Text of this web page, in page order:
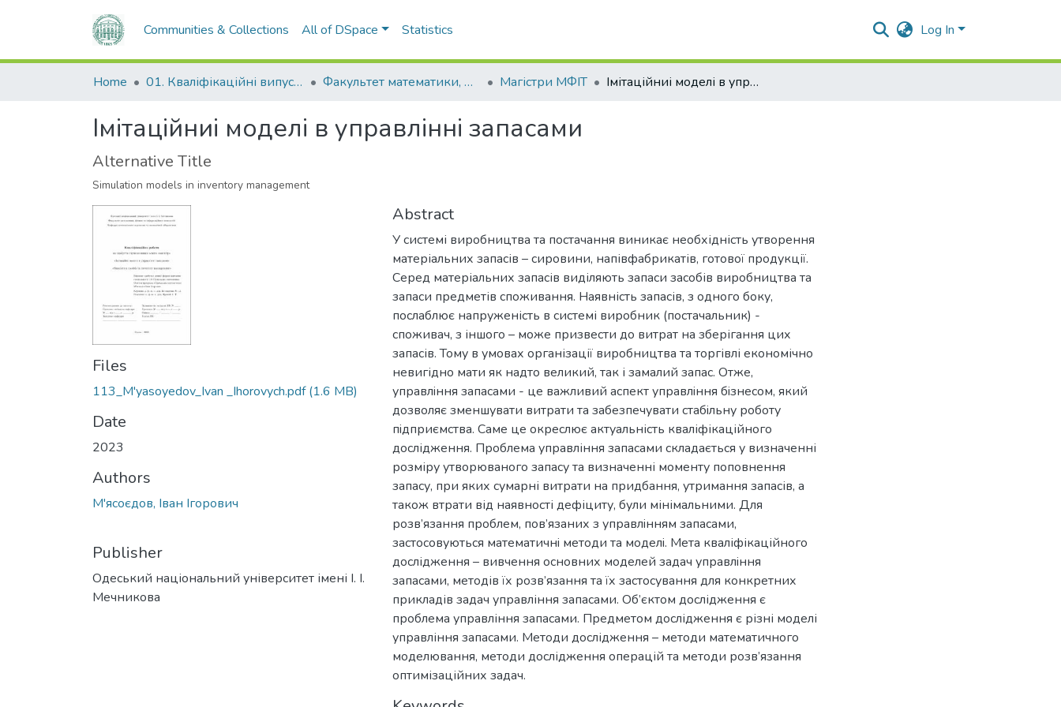
Communities & Collections All of DSpace Statistics Log In
Home 01. Кваліфікаційні випускні роботи здобувачів вищої освіти Факультет математики, фізики та інформаційних технологій Магістри МФІТ Імітаційниі моделі в управлінні запасами
Імітаційниі моделі в управлінні запасами
Alternative Title
Simulation models in inventory management
Files
113_M'yasoyedov_Ivan _Ihorovych.pdf(1.6 MB)
Date
2023
Authors
М'ясоєдов, Іван Ігорович
Publisher
Одеський національний університет імені І. І.
Мечникова
Abstract
У системі виробництва та постачання виникає необхідність утворення
матеріальних запасів – сировини, напівфабрикатів, готової продукції.
Серед матеріальних запасів виділяють запаси засобів виробництва та
запаси предметів споживання. Наявність запасів, з одного боку,
послаблює напруженість в системі виробник (постачальник) -
споживач, з іншого – може призвести до витрат на зберігання цих
запасів. Тому в умовах організації виробництва та торгівлі економічно
невигідно мати як надто великий, так і замалий запас. Отже,
управлiння запасами - це важливий аспект управлiння бiзнесом, який
дозволяє зменшувати витрати та забезпечувати стабiльну роботу
пiдприємства. Саме це окреслює актуальність кваліфікаційного
дослідження. Проблема управління запасами складається у визначенні
розміру утворюваного запасу та визначенні моменту поповнення
запасу, при яких сумарні витрати на придбання, утримання запасів, а
також втрати від наявності дефіциту, були мінімальними. Для
розв’язання проблем, пов’язаних з управлiнням запасами,
застосовуються математичнi методи та моделi. Мета кваліфікаційного
дослідження – вивчення основних моделей задач управлiння
запасами, методів їх розв’язання та їх застосування для конкретних
прикладів задач управління запасами. Об’єктом дослідження є
проблема управління запасами. Предметом дослідження є різні моделі
управління запасами. Методи дослідження – методи математичного
моделювання, методи дослідження операцій та методи розв’язання
оптимізаційних задач.